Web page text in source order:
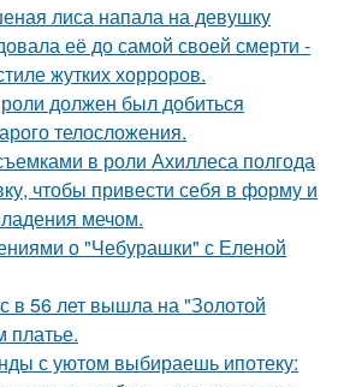
лиса напала на девушку
её до самой своей смерти -
жутких хорроров.
должен был добиться
телосложения.
в роли Ахиллеса полгода
чтобы привести себя в форму и
мечом.
о "Чебурашки" с Еленой
56 лет вышла на "Золотой
платье.
с уютом выбираешь ипотеку: